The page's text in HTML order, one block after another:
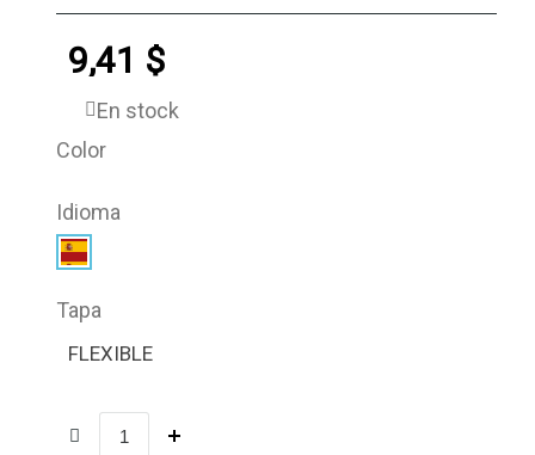
9,41 $
En stock
Color
Idioma
Tapa
FLEXIBLE